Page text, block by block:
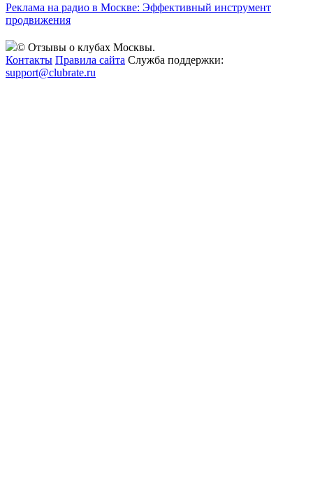
Реклама на радио в Москве: Эффективный инструмент
продвижения
© Отзывы о клубах Москвы.
Контакты Правила сайта Служба поддержки:
support@clubrate.ru